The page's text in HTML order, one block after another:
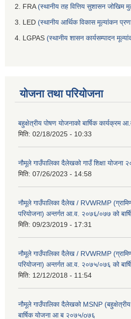
2. FRA(स्थानीय तह वित्तिय सुशासन जोखिम
3. LED (स्थानीय आर्थिक विकास मूल्यांकन
4. LGPAS (स्थानीय शासन कार्यसम्पादन
योजना तथा परियोजना
बहुक्षेत्रीय पोषण योजनाको बार्षिक
मिति: 02/18/2025 - 10:33
नौमूले गाउँपालिका दैलेखको गाउँ शिक्षा
मिति: 07/26/2023 - 14:58
नौमूले गाउँपालिका दैलेख / RVWRMP
परियोजना) अन्तर्गत आ.व. २०७६/०७७ को
मिति: 09/23/2019 - 17:31
नौमूले गाउँपालिका दैलेख / RVWRMP
परियोजना) अन्तर्गत आ.व. २०७५/०७६ को
मिति: 12/12/2018 - 11:54
नौमूले गाउँपालिका दैलेखको MSNP
बार्षिक योजना आ ब २०७५/o७६